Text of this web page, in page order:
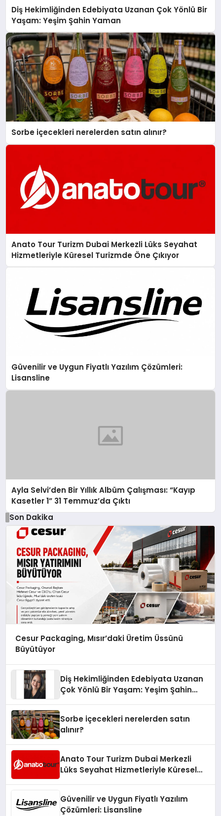
Diş Hekimliğinden Edebiyata Uzanan Çok Yönlü Bir
Yaşam: Yeşim Şahin Yaman
Sorbe içecekleri nerelerden satın alınır?
Anato Tour Turizm Dubai Merkezli Lüks Seyahat
Hizmetleriyle Küresel Turizmde Öne Çıkıyor
Güvenilir ve Uygun Fiyatlı Yazılım Çözümleri:
Lisansline
Ayla Selvi’den Bir Yıllık Albüm Çalışması: “Kayıp
Kasetler 1” 31 Temmuz’da Çıktı
Son Dakika
Cesur Packaging, Mısır’daki Üretim Üssünü
Büyütüyor
Diş Hekimliğinden Edebiyata Uzanan
Çok Yönlü Bir Yaşam: Yeşim Şahin
Sorbe içecekleri nerelerden satın
alınır?
Anato Tour Turizm Dubai Merkezli
Lüks Seyahat Hizmetleriyle Küresel
Güvenilir ve Uygun Fiyatlı Yazılım
Çözümleri: Lisansline